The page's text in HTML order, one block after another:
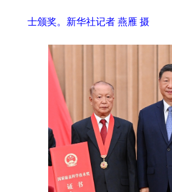
士颁奖。新华社记者 燕雁 摄